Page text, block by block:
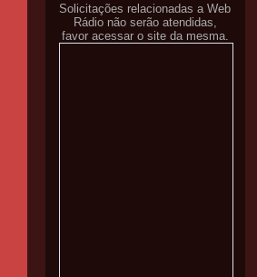
Solicitações relacionadas a Web
Rádio não serão atendidas,
favor acessar o site da mesma.